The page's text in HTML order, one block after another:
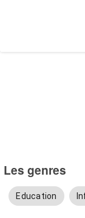
Les genres
Education